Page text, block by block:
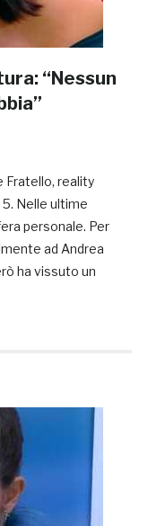
“Nessun
Fratello, reality
Nelle ultime
personale. Per
ad Andrea
ha vissuto un